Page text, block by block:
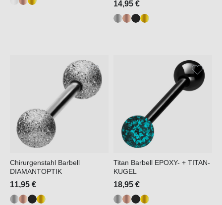
14,95 €
Chirurgenstahl Barbell
DIAMANTOPTIK
11,95 €
Titan Barbell EPOXY- + TITAN-
KUGEL
18,95 €